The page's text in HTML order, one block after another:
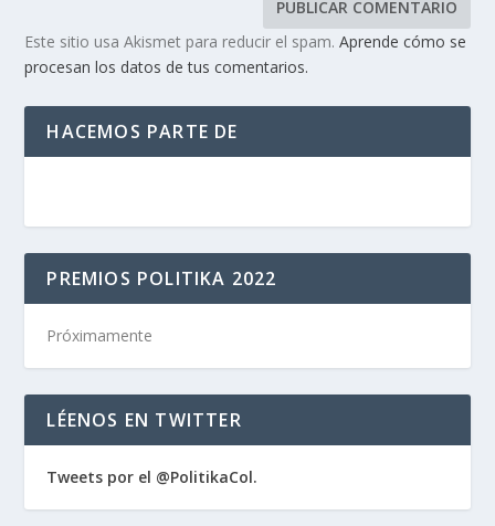
Este sitio usa Akismet para reducir el spam.Aprende cómo se
procesan los datos de tus comentarios.
HACEMOS PARTE DE
PREMIOS POLITIKA 2022
Próximamente
LÉENOS EN TWITTER
Tweets por el @PolitikaCol.